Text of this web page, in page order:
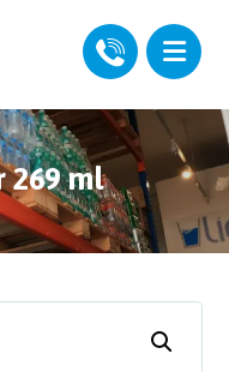
269 ml